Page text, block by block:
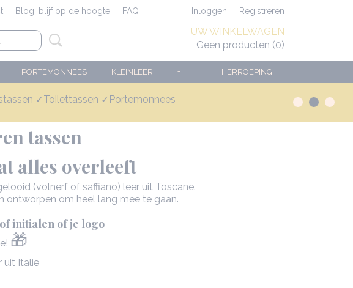
Blog; blijf op de hoogte FAQ Inloggen Registreren
UW WINKELWAGEN
Geen producten (0)
HERROEPING
PORTEMONNEES KLEINLEER +
assortiment✓Toilettassen ✓Portemonnees
voor dames en heren
tassen
alles overleeft
(volnerf of saffiano) leer uit Toscane.
ontworpen om heel lang mee te gaan.
initialen of je logo
🎁
uit Italië